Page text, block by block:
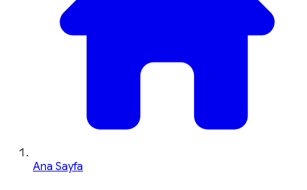
Ana Sayfa